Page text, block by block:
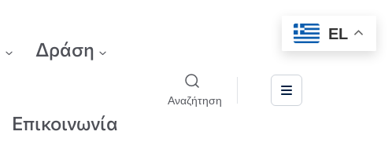
Δράση
Επικοινωνία
Αναζήτηση
EL